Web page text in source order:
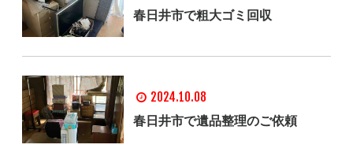
春日井市で粗大ゴミ回収
2024.10.08
春日井市で遺品整理のご依頼